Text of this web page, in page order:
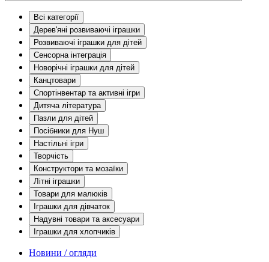
Всі категорії
Дерев'яні розвиваючі іграшки
Розвиваючі іграшки для дітей
Сенсорна інтеграція
Новорічні іграшки для дітей
Канцтовари
Спортінвентар та активні ігри
Дитяча література
Пазли для дітей
Посібники для Нуш
Настільні ігри
Творчість
Конструктори та мозаїки
Літні іграшки
Товари для малюків
Іграшки для дівчаток
Надувні товари та аксесуари
Іграшки для хлопчиків
Новини / огляди